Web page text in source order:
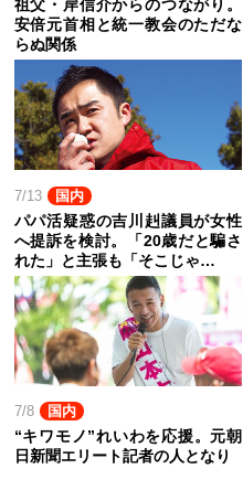
祖父・岸信介からのつながり。
安倍元首相と統一教会のただな
らぬ関係
7/13 国内
パパ活疑惑の吉川赳議員が女性
へ提訴を検討。「20歳だと騙さ
れた」と主張も「そこじゃ…
7/8 国内
“キワモノ”れいわを応援。元朝
日新聞エリート記者の人となり